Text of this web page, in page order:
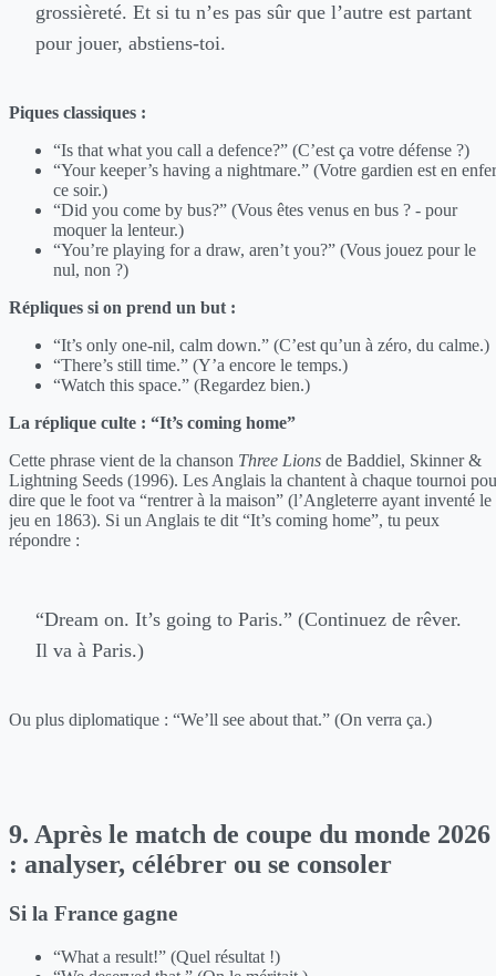
grossièreté. Et si tu n’es pas sûr que l’autre est partant
pour jouer, abstiens-toi.
Piques classiques :
“Is that what you call a defence?” (C’est ça votre défense ?)
“Your keeper’s having a nightmare.” (Votre gardien est en enfer
ce soir.)
“Did you come by bus?” (Vous êtes venus en bus ? - pour
moquer la lenteur.)
“You’re playing for a draw, aren’t you?” (Vous jouez pour le
nul, non ?)
Répliques si on prend un but :
“It’s only one-nil, calm down.” (C’est qu’un à zéro, du calme.)
“There’s still time.” (Y’a encore le temps.)
“Watch this space.” (Regardez bien.)
La réplique culte : “It’s coming home”
Cette phrase vient de la chanson Three Lions de Baddiel, Skinner &
Lightning Seeds (1996). Les Anglais la chantent à chaque tournoi
dire que le foot va “rentrer à la maison” (l’Angleterre ayant inventé le
jeu en 1863). Si un Anglais te dit “It’s coming home”, tu peux
répondre :
“Dream on. It’s going to Paris.” (Continuez de rêver.
Il va à Paris.)
Ou plus diplomatique : “We’ll see about that.” (On verra ça.)
9. Après le match de coupe du monde 2026
: analyser, célébrer ou se consoler
Si la France gagne
“What a result!” (Quel résultat !)